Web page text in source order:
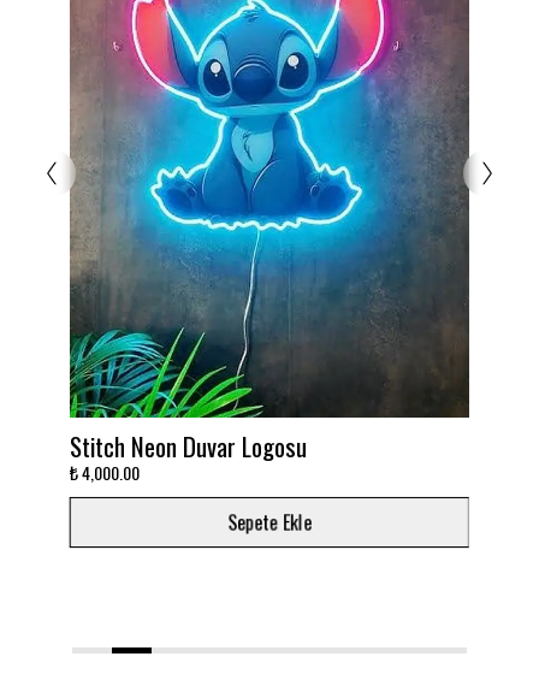
Logosu
1 2 3 4 5 6 7 8 9 10